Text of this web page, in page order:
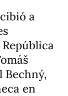
a
Bechný,
en